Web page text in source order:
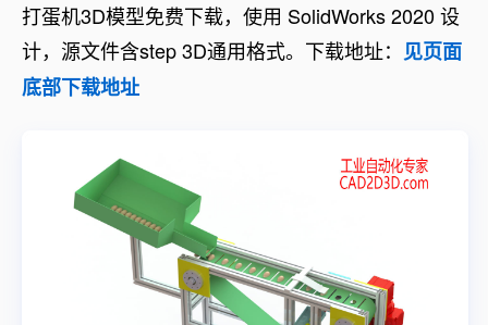
打蛋机3D模型免费下载，使用 SolidWorks 2020 设
计，源文件含step 3D通用格式。下载地址： 见页面
底部下载地址